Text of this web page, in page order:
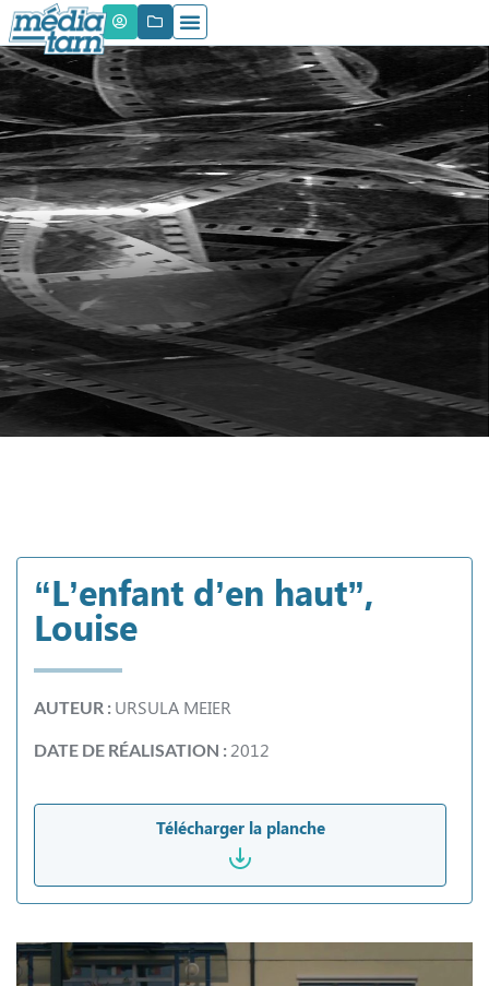
“L’enfant d’en haut”,
Louise
AUTEUR : URSULA MEIER
DATE DE RÉALISATION :2012
Télécharger la planche